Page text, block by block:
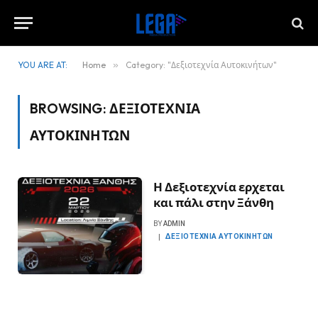
YOU ARE AT: Home » Category: "Δεξιοτεχνία Αυτοκινήτων"
BROWSING: ΔΕΞΙΟΤΕΧΝΊΑ
ΑΥΤΟΚΙΝΉΤΩΝ
Η Δεξιοτεχνία ερχεται
και πάλι στην Ξάνθη
BYADMIN
ΔΕΞΙΟΤΕΧΝΊΑ ΑΥΤΟΚΙΝΉΤΩΝ